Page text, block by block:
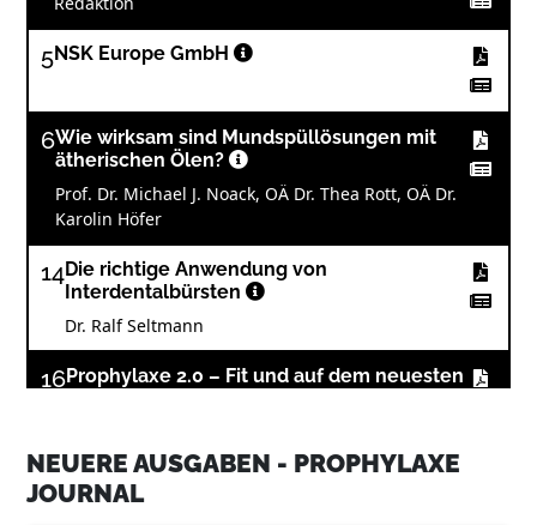
5NSK Europe GmbH
6Wie wirksam sind Mundspüllösungen mit
ätherischen Ölen?
Prof. Dr. Michael J. Noack, OÄ Dr. Thea Rott, OÄ Dr.
Karolin Höfer
14Die richtige Anwendung von
Interdentalbürsten
Dr. Ralf Seltmann
16Prophylaxe 2.0 – Fit und auf dem neuesten
17 Dentsply Sirona - The Dental Solutions
Company™
NEUERE AUSGABEN - PROPHYLAXE
JOURNAL